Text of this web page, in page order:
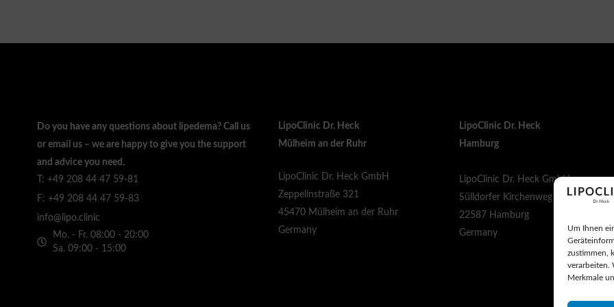
Um Ihnen
zustimmen,
verarbeiten.
Merkmale
Do you have any questions about lipedema? Call us
or email us – we are happy to give you the support
and advice you need.
T: +49 208 44 47 59-81
F: +49 208 44 47 59-83
info@lipo.clinic
Mo. - Fr. 08:00 - 20:00
Sa. 09:00 - 15:00
LipoClinic Dr. Heck
Mülheim an der Ruhr
LipoClinic Dr. Heck GmbH
Zeppelinstraße 321
45470 Mülheim an der Ruhr
Germany
LipoClinic Dr. Heck
Hamburg
LipoClinic Dr. Heck GmbH
Sülldorfer Kirchenweg 1b
22587 Hamburg
Germany